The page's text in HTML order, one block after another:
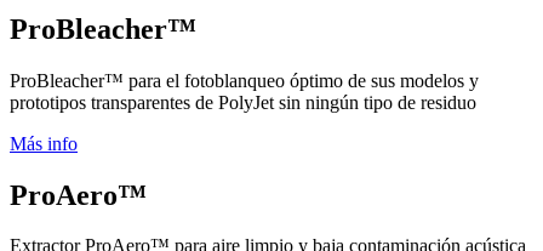
ProBleacher™
ProBleacher™ para el fotoblanqueo óptimo de sus modelos y
prototipos transparentes de PolyJet sin ningún tipo de residuo
Más info
ProAero™
Extractor ProAero™ para aire limpio y baja contaminación acústica